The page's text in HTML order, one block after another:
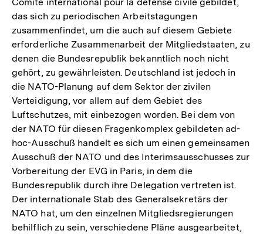
Comite international pour la defense civile gebildet,
das sich zu periodischen Arbeitstagungen
zusammenfindet, um die auch auf diesem Gebiete
erforderliche Zusammenarbeit der Mitgliedstaaten, zu
denen die Bundesrepublik bekanntlich noch nicht
gehört, zu gewährleisten. Deutschland ist jedoch in
die NATO-Planung auf dem Sektor der zivilen
Verteidigung, vor allem auf dem Gebiet des
Luftschutzes, mit einbezogen worden. Bei dem von
der NATO für diesen Fragenkomplex gebildeten ad-
hoc-Ausschuß handelt es sich um einen gemeinsamen
Ausschuß der NATO und des Interimsausschusses zur
Vorbereitung der EVG in Paris, in dem die
Bundesrepublik durch ihre Delegation vertreten ist.
Der internationale Stab des Generalsekretärs der
NATO hat, um den einzelnen Mitgliedsregierungen
behilflich zu sein, verschiedene Pläne ausgearbeitet,